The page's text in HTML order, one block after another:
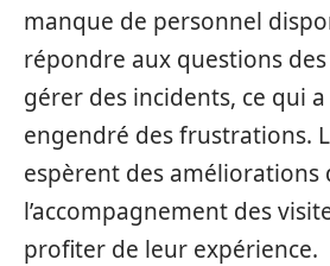
manque de personnel
répondre aux questions
gérer des incidents, ce qui
engendré des frustrations.
espèrent des améliorations
l’accompagnement des
profiter de leur expérience.